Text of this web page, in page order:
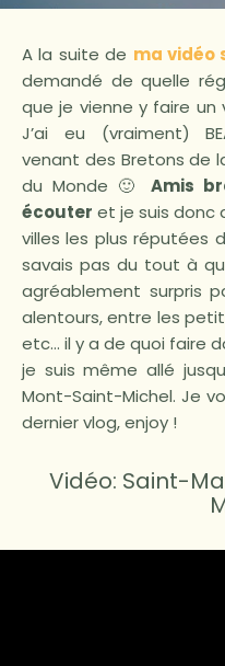
A la suite de ma vidéo
demandé de quelle
que je vienne y faire
J’ai eu (vraiment)
venant des Bretons de
du Monde 🙂 Amis
écouter et je suis donc
villes les plus réputées
savais pas du tout à
agréablement surpris
alentours, entre les
etc… il y a de quoi faire
je suis même allé
Mont-Saint-Michel. Je
dernier vlog, enjoy !
Vidéo: Saint-